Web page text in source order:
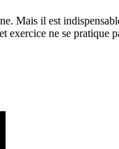
Mais il est
ne se